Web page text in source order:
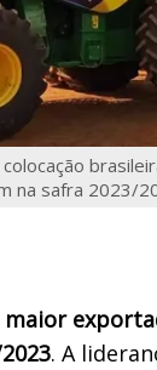
na safra 2023/
. A